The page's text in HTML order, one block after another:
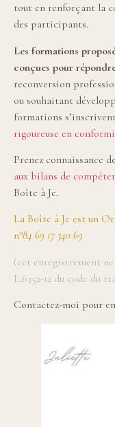
tout en renforçant la
des participants.
Les formations
conçues pour
reconversion
ou souhaitant
formations
rigoureuse en
Prenez connaissance
aux bilans de
Boîte à Je.
La Boîte à Je est un
n°84 69 17 340 69
(cet enregistrement
L.6352-12 du code du
Contactez-moi pour